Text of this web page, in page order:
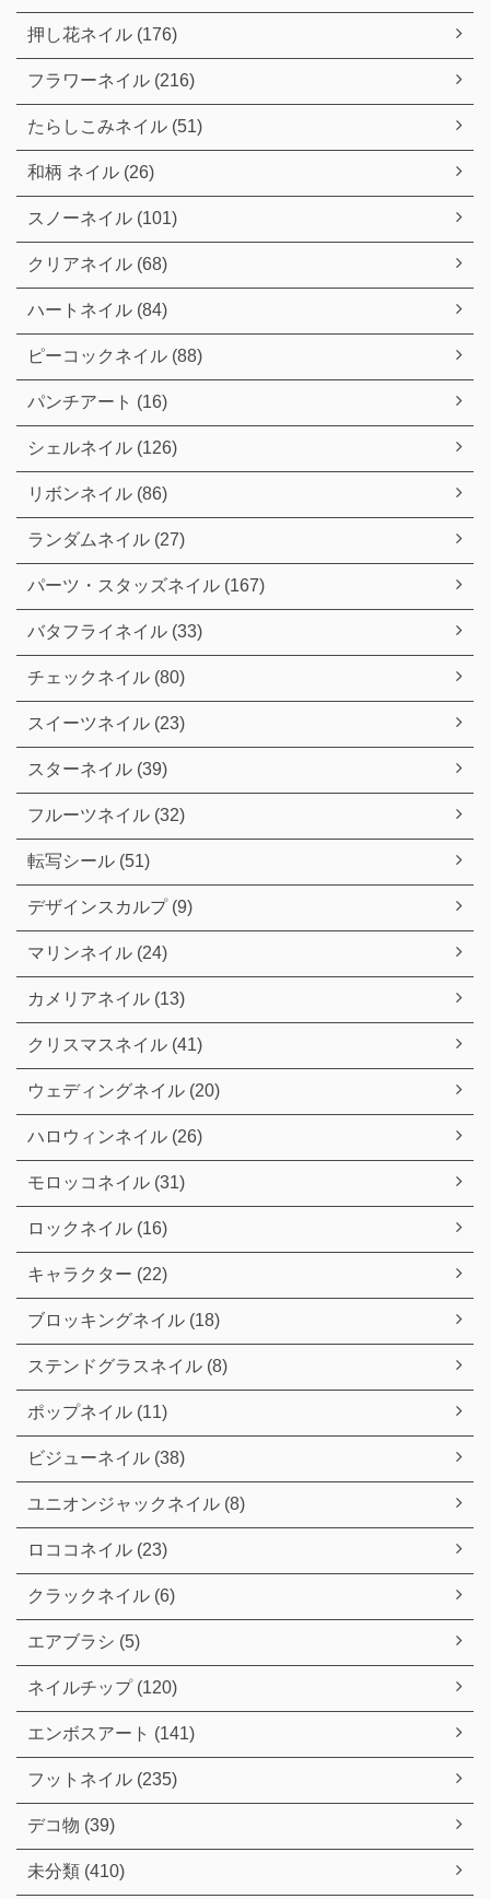
押し花ネイル (176)
フラワーネイル (216)
たらしこみネイル (51)
和柄 ネイル (26)
スノーネイル (101)
クリアネイル (68)
ハートネイル (84)
ピーコックネイル (88)
パンチアート (16)
シェルネイル (126)
リボンネイル (86)
ランダムネイル (27)
パーツ・スタッズネイル (167)
バタフライネイル (33)
チェックネイル (80)
スイーツネイル (23)
スターネイル (39)
フルーツネイル (32)
転写シール (51)
デザインスカルプ (9)
マリンネイル (24)
カメリアネイル (13)
クリスマスネイル (41)
ウェディングネイル (20)
ハロウィンネイル (26)
モロッコネイル (31)
ロックネイル (16)
キャラクター (22)
ブロッキングネイル (18)
ステンドグラスネイル (8)
ポップネイル (11)
ビジューネイル (38)
ユニオンジャックネイル (8)
ロココネイル (23)
クラックネイル (6)
エアブラシ (5)
ネイルチップ (120)
エンボスアート (141)
フットネイル (235)
デコ物 (39)
未分類 (410)